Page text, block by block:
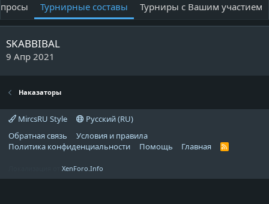
Турнирные составы Турниры с Вашим участием
SKABBIBAL
9 Апр 2021
Наказаторы
MircsRU Style
Русский (RU)
Обратная связь
Условия и правила
Политика конфиденциальности
Помощь Главная
R
XenForo.Info